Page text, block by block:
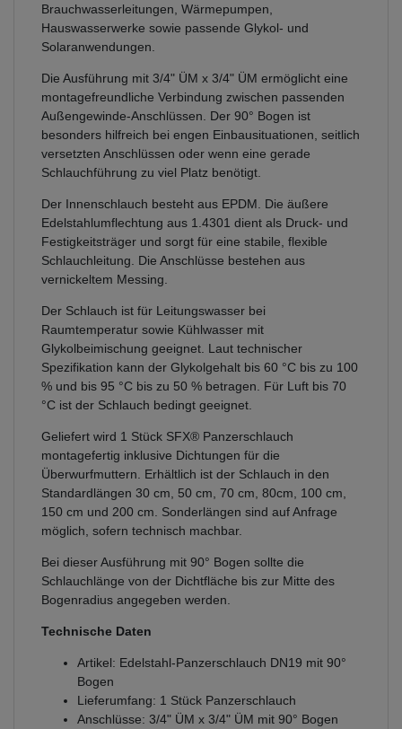
Brauchwasserleitungen, Wärmepumpen,
Hauswasserwerke sowie passende Glykol- und
Solaranwendungen.
Die Ausführung mit 3/4" ÜM x 3/4" ÜM ermöglicht eine
montagefreundliche Verbindung zwischen passenden
Außengewinde-Anschlüssen. Der 90° Bogen ist
besonders hilfreich bei engen Einbausituationen, seitlich
versetzten Anschlüssen oder wenn eine gerade
Schlauchführung zu viel Platz benötigt.
Der Innenschlauch besteht aus EPDM. Die äußere
Edelstahlumflechtung aus 1.4301 dient als Druck- und
Festigkeitsträger und sorgt für eine stabile, flexible
Schlauchleitung. Die Anschlüsse bestehen aus
vernickeltem Messing.
Der Schlauch ist für Leitungswasser bei
Raumtemperatur sowie Kühlwasser mit
Glykolbeimischung geeignet. Laut technischer
Spezifikation kann der Glykolgehalt bis 60 °C bis zu 100
% und bis 95 °C bis zu 50 % betragen. Für Luft bis 70
°C ist der Schlauch bedingt geeignet.
Geliefert wird 1 Stück SFX® Panzerschlauch
montagefertig inklusive Dichtungen für die
Überwurfmuttern. Erhältlich ist der Schlauch in den
Standardlängen 30 cm, 50 cm, 70 cm, 80cm, 100 cm,
150 cm und 200 cm. Sonderlängen sind auf Anfrage
möglich, sofern technisch machbar.
Bei dieser Ausführung mit 90° Bogen sollte die
Schlauchlänge von der Dichtfläche bis zur Mitte des
Bogenradius angegeben werden.
Technische Daten
Artikel: Edelstahl-Panzerschlauch DN19 mit 90°
Bogen
Lieferumfang: 1 Stück Panzerschlauch
Anschlüsse: 3/4" ÜM x 3/4" ÜM mit 90° Bogen